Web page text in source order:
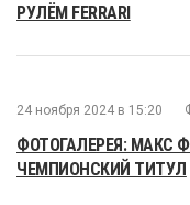
РУЛЁМ FERRARI
24 ноября 2024 в 15:20
ФОТОГАЛЕРЕЯ: МАКС
ЧЕМПИОНСКИЙ ТИТУЛ